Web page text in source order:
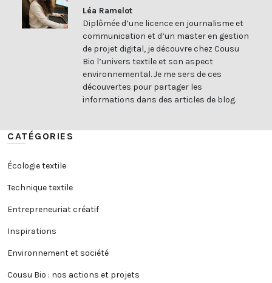
Léa Ramelot
Diplômée d’une licence en journalisme et
communication et d’un master en gestion
de projet digital, je découvre chez Cousu
Bio l’univers textile et son aspect
environnemental. Je me sers de ces
découvertes pour partager les
informations dans des articles de blog.
CATÉGORIES
Écologie textile
Technique textile
Entrepreneuriat créatif
Inspirations
Environnement et société
Cousu Bio : nos actions et projets